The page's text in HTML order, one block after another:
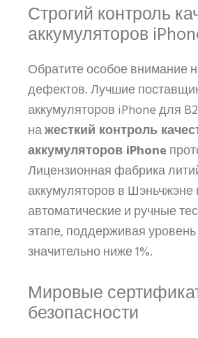
Строгий контроль
аккумуляторов
Обратите особое внимание
дефектов. Лучшие
аккумуляторов iPhone для
нажесткий контроль
аккумуляторов iPhone
Лицензионная фабрика
аккумуляторов в Шэньчжэне
автоматические и ручные
этапе, поддерживая
значительно ниже 1%.
Мировые
безопасности